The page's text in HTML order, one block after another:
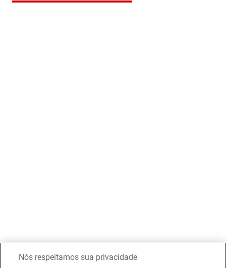
Nós respeitamos sua privacidade